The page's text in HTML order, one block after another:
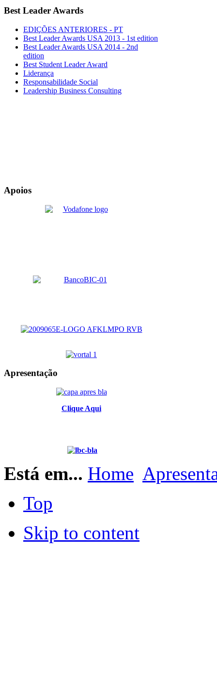
BestLeader Awards
EDIÇÕES ANTERIORES - PT
Best Leader Awards USA 2013 - 1st edition
Best Leader Awards USA 2014 - 2nd
edition
Best Student Leader Award
Liderança
Responsabilidade Social
Leadership Business Consulting
Apoios
Apresentação
Clique Aqui
Está em... Home
Top
Skip to content